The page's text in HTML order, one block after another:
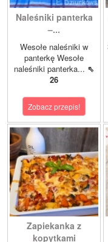
Naleśniki panterka
–...
Wesołe naleśniki w
panterkę Wesołe
naleśniki panterka... ⇖
26
Zobacz przepis!
Zapiekanka z
kopytkami